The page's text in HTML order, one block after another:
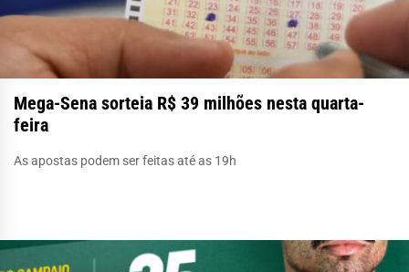
Mega-Sena sorteia R$ 39 milhões nesta quarta-
feira
As apostas podem ser feitas até as 19h